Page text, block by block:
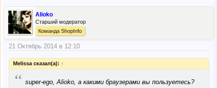
Alioko
Старший модератор
Команда ShopInfo
21 Октябрь 2014 в 12:10
Melissa сказал(а): ↑
“ super-ego, Alioko, а какими браузерами вы пользуетесь?